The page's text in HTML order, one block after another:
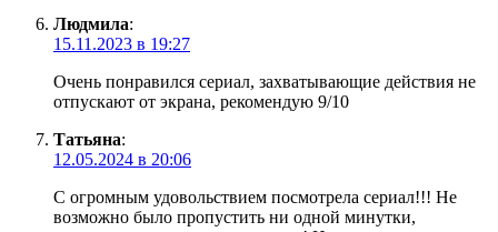
Людмила:
15.11.2023 в 19:27
Очень понравился сериал, захватывающие действия не
отпускают от экрана, рекомендую 9/10
Татьяна:
12.05.2024 в 20:06
С огромным удовольствием посмотрела сериал!!! Не
возможно было пропустить ни одной минутки,